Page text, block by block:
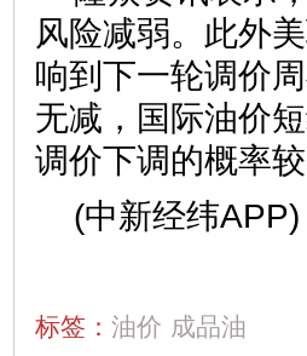
风险减弱。此外
响到下一轮调价
无减，国际油价
调价下调的概率较
(中新经纬APP)
标签： 油价 成品油